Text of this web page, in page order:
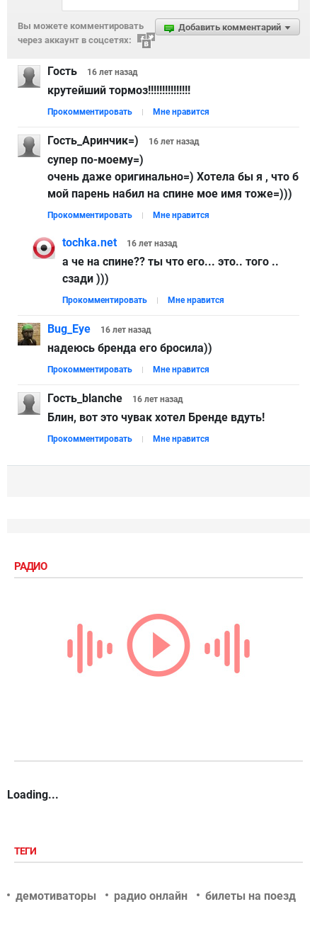
Добавить комментарий
Вы можете комментировать
через аккаунт в соцсетях:
Гость 16 лет назад
крутейший тормоз!!!!!!!!!!!!!!!
Прокомментировать Мне нравится
Гость_Аринчик=) 16 лет назад
супер по-моему=)
очень даже оригинально=) Хотела бы я , что б
мой парень набил на спине мое имя тоже=)))
Прокомментировать Мне нравится
tochka.net 16 лет назад
а че на спине?? ты что его... это.. того ..
сзади )))
Прокомментировать Мне нравится
Bug_Eye 16 лет назад
надеюсь бренда его бросила))
Прокомментировать Мне нравится
Гость_blanche 16 лет назад
Блин, вот это чувак хотел Бренде вдуть!
Прокомментировать Мне нравится
РАДИО
Loading...
ТЕГИ
демотиваторы радио онлайн билеты на поезд